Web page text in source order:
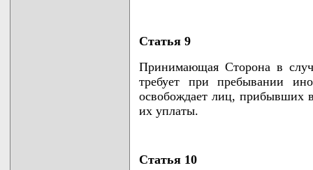
Статья 9
Принимающая Сторона в
требует при пребывании
освобождает лиц, прибывших
их уплаты.
Статья 10